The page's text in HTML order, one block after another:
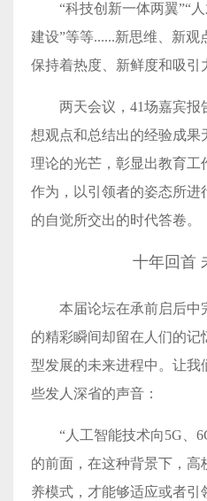
“科技创新一体两翼”“
建设”等等......新思维、新
保持着热度、新鲜度和吸引
两天会议，41场嘉宾报
想观点和总结出的经验成果
理论的光芒，彰显出教育工
作为，以引领者的姿态所进
的自觉所交出的时代答卷。
十年回首
本届论坛在承前启后中
的精彩瞬间却留在人们的
型发展的未来进程中。让我
些发人深省的声音：
“人工智能技术向5G、
的前面，在这种背景下，
养模式，才能够适应或者引